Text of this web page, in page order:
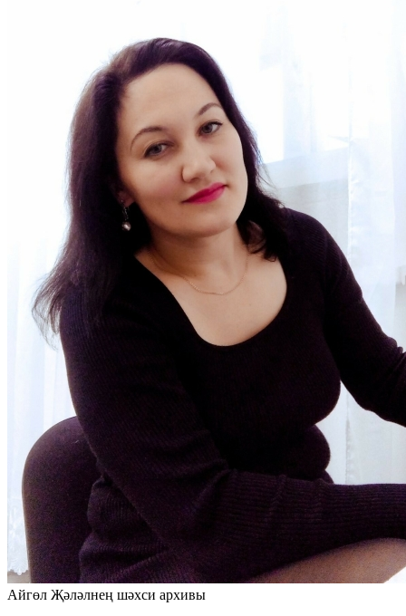
Айгөл Җәләлнең шәхси архивы